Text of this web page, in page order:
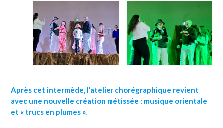
Après cet intermède, l’atelier chorégraphique revient
avec une nouvelle création métissée : musique orientale
et « trucs en plumes ».